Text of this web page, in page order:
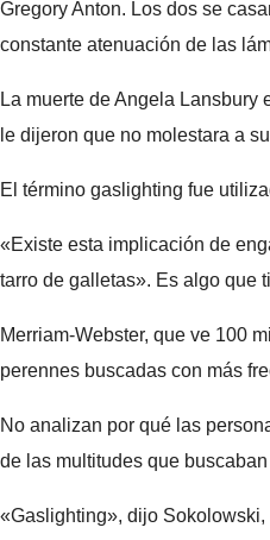
Gregory Anton. Los dos se
constante atenuación de las
La muerte de Angela
le dijeron que no molestara a
El término gaslighting fue
«Existe esta implicación de
tarro de galletas». Es algo que
Merriam-Webster, que ve 100
perennes buscadas con más
No analizan por qué las
de las multitudes que
«Gaslighting», dijo